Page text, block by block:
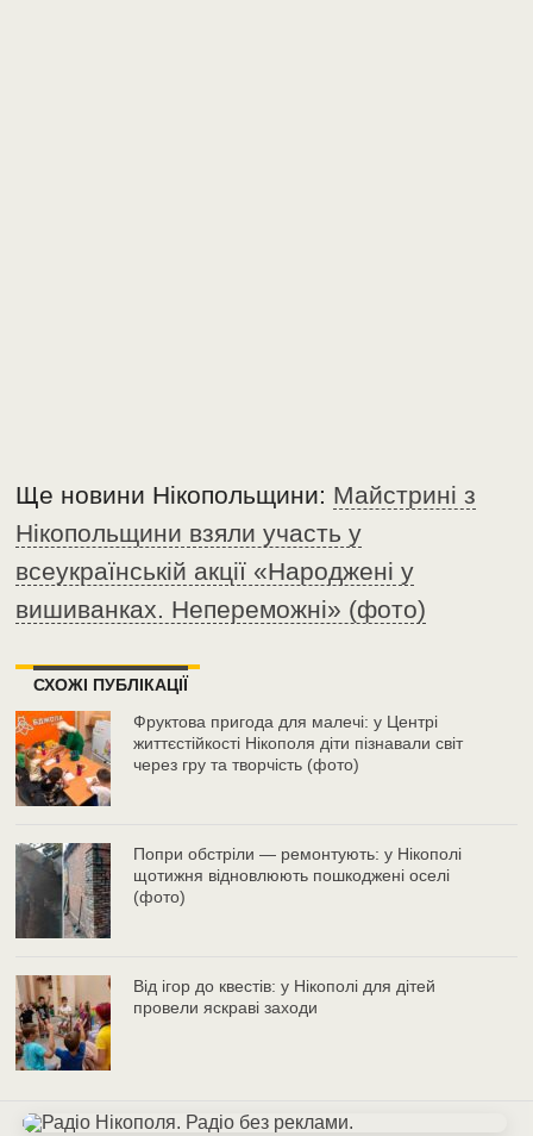
Ще новини Нікопольщини: Майстрині з
Нікопольщини взяли участь у
всеукраїнській акції «Народжені у
вишиванках. Непереможні» (фото)
СХОЖІ ПУБЛІКАЦІЇ
Фруктова пригода для малечі: у Центрі
життєстійкості Нікополя діти пізнавали світ
через гру та творчість (фото)
Попри обстріли — ремонтують: у Нікополі
щотижня відновлюють пошкоджені оселі
(фото)
Від ігор до квестів: у Нікополі для дітей
провели яскраві заходи